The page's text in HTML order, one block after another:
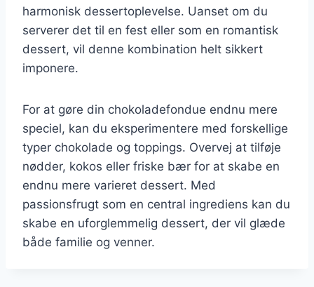
harmonisk dessertoplevelse. Uanset om du
serverer det til en fest eller som en romantisk
dessert, vil denne kombination helt sikkert
imponere.
For at gøre din chokoladefondue endnu mere
speciel, kan du eksperimentere med forskellige
typer chokolade og toppings. Overvej at tilføje
nødder, kokos eller friske bær for at skabe en
endnu mere varieret dessert. Med
passionsfrugt som en central ingrediens kan du
skabe en uforglemmelig dessert, der vil glæde
både familie og venner.